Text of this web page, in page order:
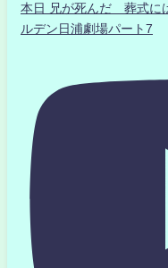
本日 兄が死んだ 葬式
ルデン日浦劇場パート7